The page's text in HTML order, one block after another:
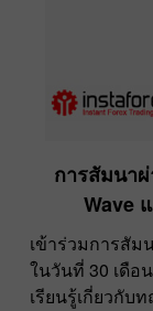
การสัมนา
Wave
เข้าร่วมการสัม
ในวันที่ 30 เดือ
เรียนรู้เกี่ยวกับ